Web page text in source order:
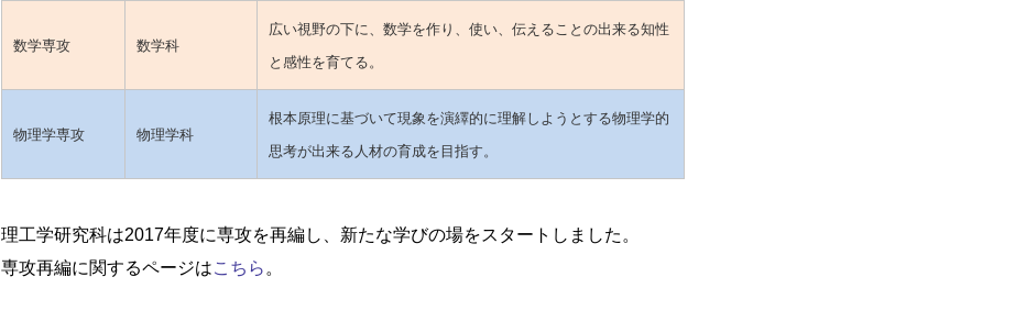
数学専攻 数学科
広い視野の下に、数学を作り、使い、伝えることの出来る知性
と感性を育てる。
物理学専攻 物理学科
根本原理に基づいて現象を演繹的に理解しようとする物理学的
思考が出来る人材の育成を目指す。
理工学研究科は2017年度に専攻を再編し、新たな学びの場をスタートしました。
専攻再編に関するページはこちら 。